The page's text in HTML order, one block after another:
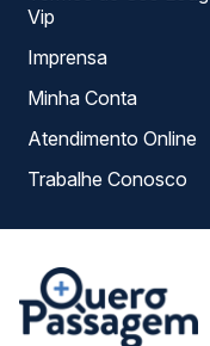
Vip
Imprensa
Minha Conta
Atendimento Online
Trabalhe Conosco